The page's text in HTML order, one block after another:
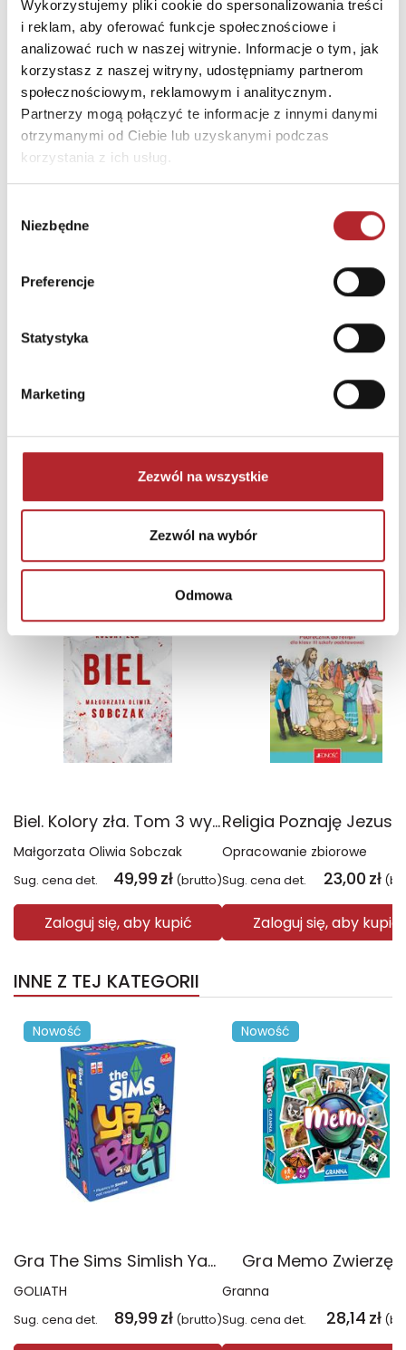
Wykorzystujemy pliki cookie do spersonalizowania treści
i reklam, aby oferować funkcje społecznościowe i
analizować ruch w naszej witrynie. Informacje o tym, jak
korzystasz z naszej witryny, udostępniamy partnerom
społecznościowym, reklamowym i analitycznym.
Partnerzy mogą połączyć te informacje z innymi danymi
otrzymanymi od Ciebie lub uzyskanymi podczas
korzystania z ich usług.
zgody
Niezbędne
Preferencje
Statystyka
Marketing
Zezwól na wszystkie
Zezwól na wybór
Odmowa
E-mail
harmonia@harmonia.edu.
pl
INNI KLIENCI KUPOWALI
NAJCZĘŚCIEJ KUPOWANE
Biel. Kolory zła. Tom 3 wyd. 2025
Małgorzata Oliwia Sobczak
Sug. cena det. 49,99 zł (brutto)
Zaloguj się, aby kupić
Opracowanie zbiorowe
Sug. cena det. 23,00 zł
Zaloguj się, aby kupić
INNE Z TEJ KATEGORII
Nowość
Gra The Sims Simlish YaGoBuGi
GOLIATH
Sug. cena det. 89,99 zł (brutto)
Nowość
Gra Memo
Granna
Sug. cena det. 28,14 zł